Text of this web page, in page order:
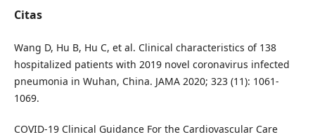
Citas
Wang D, Hu B, Hu C, et al. Clinical characteristics of 138
hospitalized patients with 2019 novel coronavirus infected
pneumonia in Wuhan, China. JAMA 2020; 323 (11): 1061-
1069.
COVID-19 Clinical Guidance For the Cardiovascular Care